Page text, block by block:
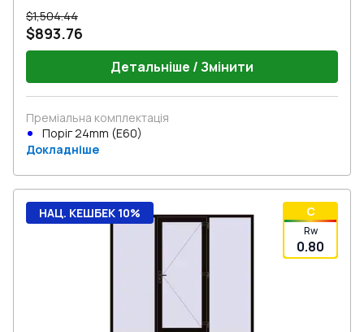
$1,504.44
$893.76
Детальніше / Змінити
Преміальна комплектація
Поріг 24mm (E60)
Докладніше
C
Rw
0.80
НАЦ. КЕШБЕК 10%